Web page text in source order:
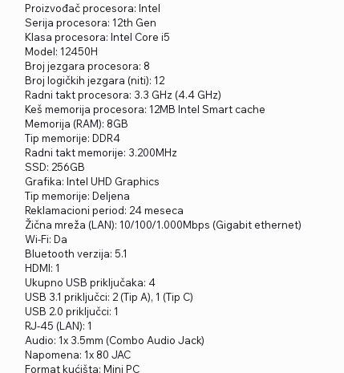
Proizvođač procesora: Intel
Serija procesora: 12th Gen
Klasa procesora: Intel Core i5
Model: 12450H
Broj jezgara procesora: 8
Broj logičkih jezgara (niti): 12
Radni takt procesora: 3.3 GHz (4.4 GHz)
Keš memorija procesora: 12MB Intel Smart cache
Memorija (RAM): 8GB
Tip memorije: DDR4
Radni takt memorije: 3.200MHz
SSD: 256GB
Grafika: Intel UHD Graphics
Tip memorije: Deljena
Reklamacioni period: 24 meseca
Žična mreža (LAN): 10/100/1.000Mbps (Gigabit ethernet)
Wi-Fi: Da
Bluetooth verzija: 5.1
HDMI: 1
Ukupno USB priključaka: 4
USB 3.1 priključci: 2 (Tip A), 1 (Tip C)
USB 2.0 priključci: 1
RJ-45 (LAN): 1
Audio: 1x 3.5mm (Combo Audio Jack)
Napomena: 1x 80 JAC
Format kućišta: Mini PC